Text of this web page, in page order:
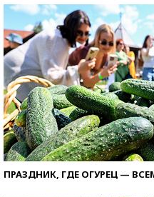
ПРАЗДНИК, ГДЕ ОГУРЕЦ —